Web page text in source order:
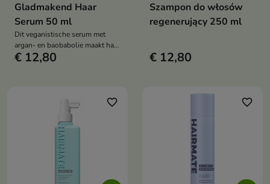
Gladmakend Haar
Serum 50 ml
Dit veganistische serum met
argan- en baobabolie maakt haar
van gemiddelde tot hoge
en pluis en geeft het haar een
zijdezachte glans zonder het te
€ 12,80
Szampon do włosów
regenerujący 250 ml
€ 12,80
favorite_border favorite_border